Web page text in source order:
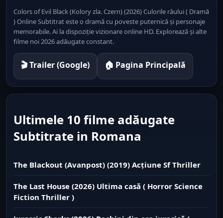
Colors of Evil Black (Kolory zla. Czern) (2026) Culorile răului ( Dramă
) Online Subtitrat este o dramă cu poveste puternică și personaje
memorabile. Ai la dispoziție vizionare online HD. Explorează și alte
filme noi 2026 adăugate constant.
🎬 Trailer (Google) 🏠 Pagina Principală
Ultimele 10 filme adăugate
Subtitrate in Romana
The Blackout (Avanpost) (2019) Acțiune Sf Thriller
The Last House (2026) Ultima casă ( Horror Science
Fiction Thriller )